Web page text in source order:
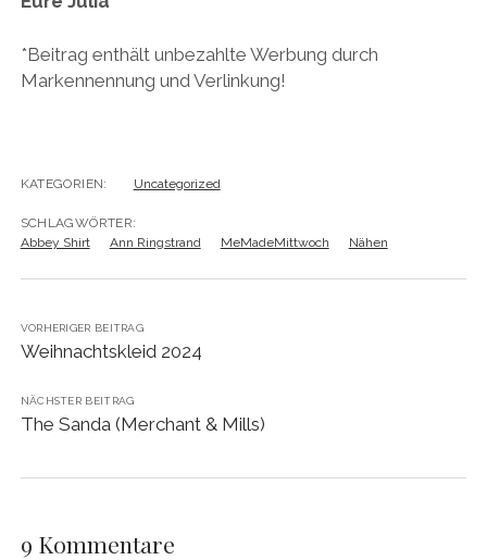
*Beitrag enthält unbezahlte Werbung durch
Markennennung und Verlinkung!
KATEGORIEN: Uncategorized
SCHLAGWÖRTER:
Abbey Shirt
Ann Ringstrand MeMadeMittwoch Nähen
VORHERIGER BEITRAG
Weihnachtskleid 2024
NÄCHSTER BEITRAG
The Sanda (Merchant & Mills)
9 Kommentare